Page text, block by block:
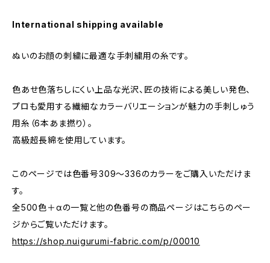
International shipping available
ぬいのお顔の刺繍に最適な手刺繍用の糸です。
色あせ色落ちしにくい上品な光沢、匠の技術による美しい発色、
プロも愛用する繊細なカラーバリエーションが魅力の手刺しゅう
用糸（6本あま撚り）。
高級超長綿を使用しています。
このページでは色番号309〜336のカラーをご購入いただけま
す。
全500色＋αの一覧と他の色番号の商品ページはこちらのペー
ジからご覧いただけます。
https://shop.nuigurumi-fabric.com/p/00010